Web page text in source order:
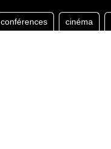
conférences cinéma